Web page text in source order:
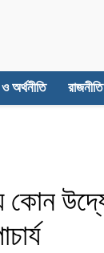
অর্থনীতি রাজনীতি
কোন